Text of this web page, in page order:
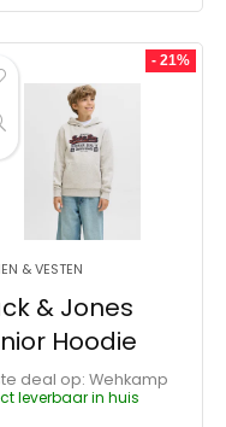
- 21%
& VESTEN
& Jones
Hoodie
deal op:
Wehkamp
leverbaar in huis